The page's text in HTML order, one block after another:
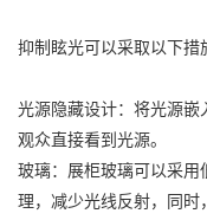
抑制眩光可以采取以下措
光源隐藏设计：将光源嵌
观众直接看到光源。
玻璃：展柜玻璃可以采用
理，减少光线反射，同时